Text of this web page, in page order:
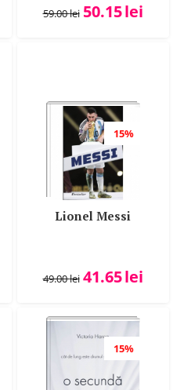
59.00lei 50.15lei
15%
Lionel Messi
49.00lei 41.65lei
15%